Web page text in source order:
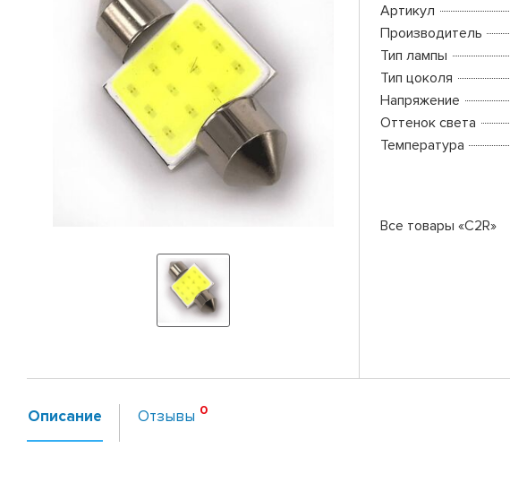
Артикул
Производитель
Тип лампы
Тип цоколя
Напряжение
Оттенок света
Температура
Все товары «C2R»
Описание Отзывы